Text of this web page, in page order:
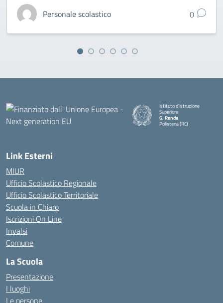
Personale scolastico 0
Istituto d'Istruzione
Superiore
G. Renda
Polistena (RC)
Link Esterni
MIUR
Ufficio Scolastico Regionale
Ufficio Scolastico Territoriale
Scuola in Chiaro
Iscrizioni On Line
Invalsi
Comune
La Scuola
Presentazione
I luoghi
Le persone